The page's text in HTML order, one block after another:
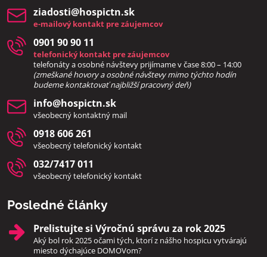
ziadosti​@hospictn​.sk
e-mailový kontakt pre záujemcov
0901 90 90 11
telefonický kontakt pre záujemcov
telefonáty a osobné návštevy prijímame v čase 8:00 – 14:00
(zmeškané hovory a osobné návštevy mimo týchto hodín
budeme kontaktovať najbližší pracovný deň)
info​@hospictn​.sk
všeobecný kontaktný mail
0918 606 261
všeobecný telefonický kontakt
032/7417 011
všeobecný telefonický kontakt
Posledné články
Prelistujte si Výročnú správu za rok 2025
Aký bol rok 2025 očami tých, ktorí z nášho hospicu vytvárajú
miesto dýchajúce DOMOVom?